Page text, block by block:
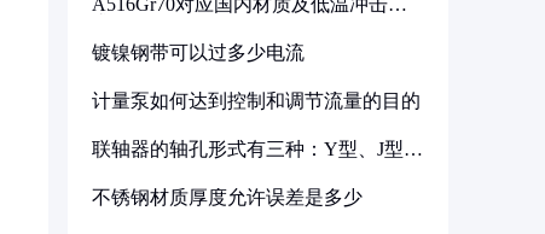
A516Gr70对应国内材质及低温冲击要
镀镍钢带可以过多少电流
计量泵如何达到控制和调节流量的目的
联轴器的轴孔形式有三种：Y型、J型、
不锈钢材质厚度允许误差是多少